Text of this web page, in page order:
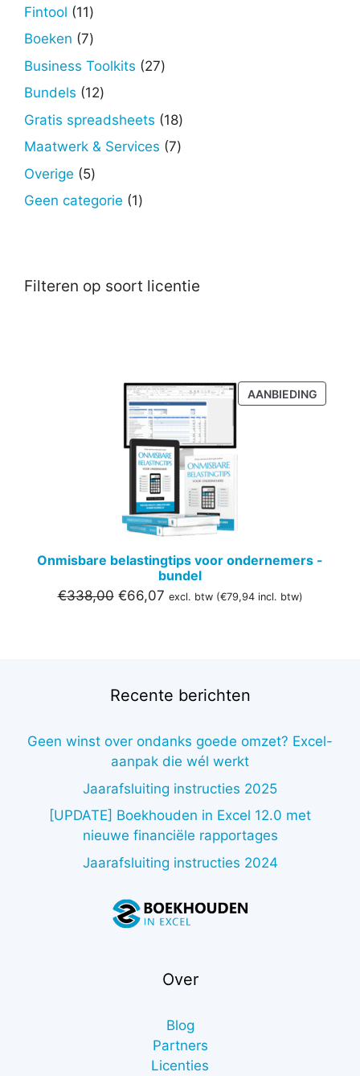
Fintool 1111
producten
Boeken 77
producten
Business Toolkits 2727
Bundels 1212
producten
Gratis spreadsheets 1818
producten
Maatwerk & Services 77
Overige 55
producten
Geen categorie 11
Filteren op soort licentie
AANBIEDING
IN
Onmisbare belastingtips voor ondernemers -
bundel
€338,00 Oorspronkelijke
€66,07Huidige
excl. btw (€79,94incl. btw)
Recente berichten
Geen winst over ondanks goede omzet? Excel-
aanpak die wél werkt
Jaarafsluiting instructies 2025
[UPDATE] Boekhouden in Excel 12.0 met
nieuwe financiële rapportages
Jaarafsluiting instructies 2024
Over
Blog
Partners
Licenties